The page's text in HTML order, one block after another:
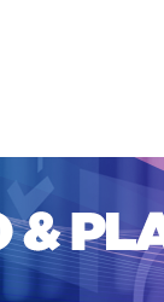
CADASTRO
SUBMISSÕES
TUTORIAL PARA